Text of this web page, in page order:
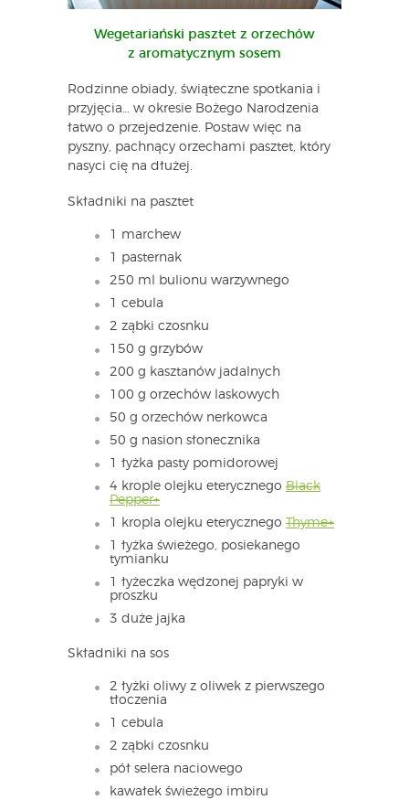
Wegetariański pasztet z orzechów
z aromatycznym sosem
Rodzinne obiady, świąteczne spotkania i
przyjęcia… w okresie Bożego Narodzenia
łatwo o przejedzenie. Postaw więc na
pyszny, pachnący orzechami pasztet, który
nasyci cię na dłużej.
Składniki na pasztet
1 marchew
1 pasternak
250 ml bulionu warzywnego
1 cebula
2 ząbki czosnku
150 g grzybów
200 g kasztanów jadalnych
100 g orzechów laskowych
50 g orzechów nerkowca
50 g nasion słonecznika
1 łyżka pasty pomidorowej
4 krople olejku eterycznego Black
Pepper+
1 kropla olejku eterycznego Thyme+
1 łyżka świeżego, posiekanego
tymianku
1 łyżeczka wędzonej papryki w
proszku
3 duże jajka
Składniki na sos
2 łyżki oliwy z oliwek z pierwszego
tłoczenia
1 cebula
2 ząbki czosnku
pół selera naciowego
kawałek świeżego imbiru